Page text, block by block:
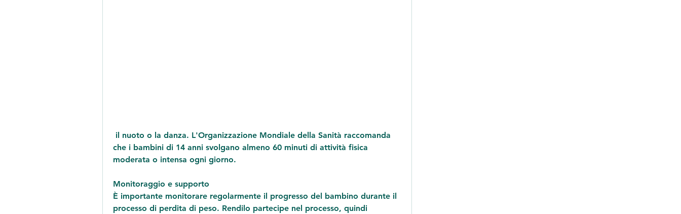
che i bambini di 14 anni svolgano almeno 60 minuti di attività fisica
moderata o intensa ogni giorno.
Monitoraggio e supporto
È importante monitorare regolarmente il progresso del bambino durante il
processo di perdita di peso. Rendilo partecipe nel processo, quindi